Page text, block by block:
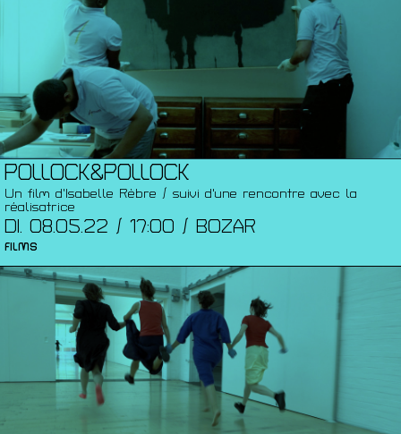
POLLOCK&POLLOCK
Un film d’Isabelle Rèbre / suivi d'une rencontre avec la
réalisatrice
DI. 08.05.22 / 17:00 / BOZAR
FILMS